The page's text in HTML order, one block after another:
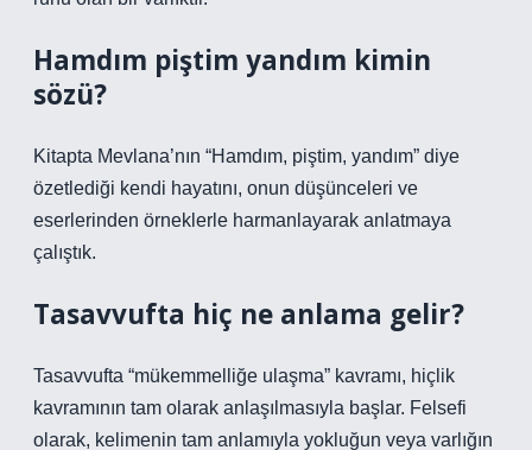
Hamdım piştim yandım kimin
sözü?
Kitapta Mevlana’nın “Hamdım, piştim, yandım” diye
özetlediği kendi hayatını, onun düşünceleri ve
eserlerinden örneklerle harmanlayarak anlatmaya
çalıştık.
Tasavvufta hiç ne anlama gelir?
Tasavvufta “mükemmelliğe ulaşma” kavramı, hiçlik
kavramının tam olarak anlaşılmasıyla başlar. Felsefi
olarak, kelimenin tam anlamıyla yokluğun veya varlığın